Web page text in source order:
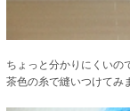
ちょっと分かりにくいの
茶色の糸で縫いつけてみ